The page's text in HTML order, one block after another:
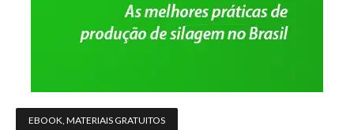
EBOOK MATERIAIS GRATUITOS